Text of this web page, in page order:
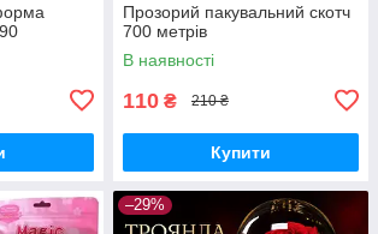
Прозорий пакувальний скотч
700 метрів
В наявності
110 ₴ 210 ₴
Купити
–29%